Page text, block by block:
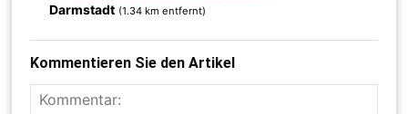
Darmstadt (1.34 km entfernt)
Kommentieren Sie den Artikel